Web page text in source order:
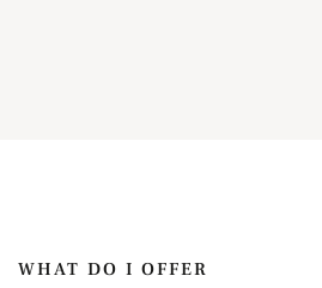
WHAT DO I OFFER